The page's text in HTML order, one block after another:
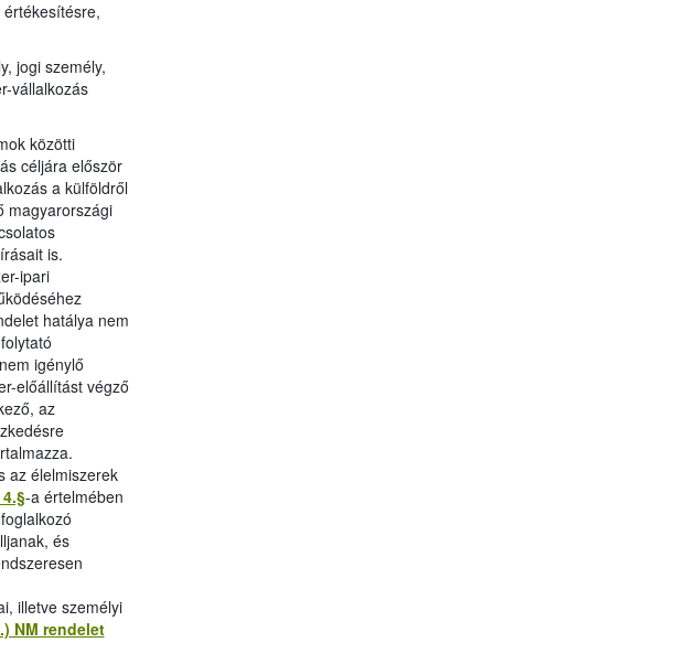
jogi személy,
vállalkozás
közötti
céljára először
a külföldről
magyarországi
is.
ipari
hatálya nem
igénylő
előállítást végző
az
az élelmiszerek
-a értelmében
és
illetve személyi
NM rendelet